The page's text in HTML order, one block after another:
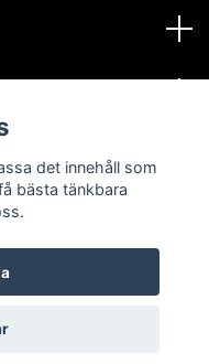
det innehåll som
bästa tänkbara